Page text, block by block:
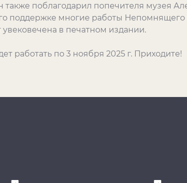
поблагодарил попечителя музея
поддержке многие работы
увековечена в печатном издании.
работать по 3 ноября 2025 г. Приходите!